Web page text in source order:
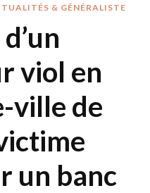
& GÉNÉRALISTE
viol en
ville de
un banc